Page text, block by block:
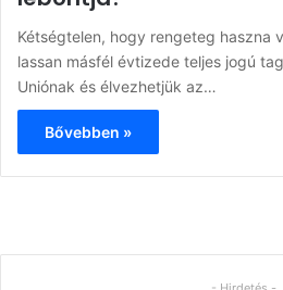
Kétségtelen, hogy rengeteg haszna
lassan másfél évtizede teljes jogú
Uniónak és élvezhetjük az…
Bővebben »